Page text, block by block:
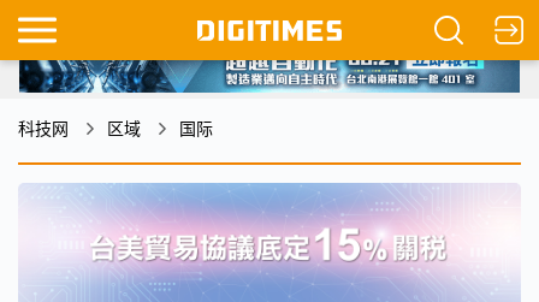
科技网 区域 国际